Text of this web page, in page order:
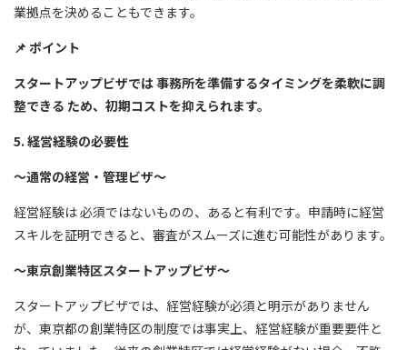
業拠点を決めることもできます。
📌 ポイント
スタートアップビザでは 事務所を準備するタイミングを柔軟に調
整できる ため、初期コストを抑えられます。
5. 経営経験の必要性
～通常の経営・管理ビザ～
経営経験は 必須ではないものの、あると有利です。申請時に経営
スキルを証明できると、審査がスムーズに進む可能性があります。
～東京創業特区スタートアップビザ～
スタートアップビザでは、経営経験が必須と明示がありません
が、東京都の創業特区の制度では事実上、経営経験が重要要件と